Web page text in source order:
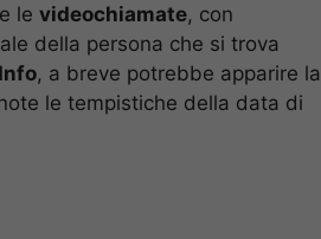
le videochiamate, con
della persona che si trova
, a breve potrebbe apparire la
le tempistiche della data di